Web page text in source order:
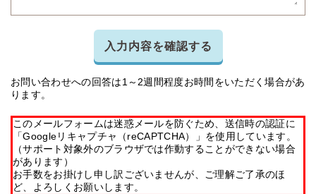
入力内容を確認する
お問い合わせへの回答は1～2週間程度お時間をいただく場合があ
ります。
このメールフォームは迷惑メールを防ぐため、送信時の認証に
「Googleリキャプチャ（reCAPTCHA）」を使用しています。
（サポート対象外のブラウザでは作動することができない場合
があります）
お手数をお掛けし申し訳ございませんが、ご理解ご了承のほ
ど、よろしくお願いします。